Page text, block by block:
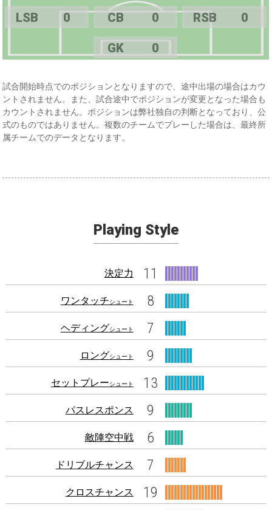
LSB 0 CB 0 RSB 0
GK 0
試合開始時点でのポジションとなりますので、途中出場の場合はカウ
ントされません。また、試合途中でポジションが変更となった場合も
カウントされません。ポジションは弊社独自の判断となっており、公
式のものではありません。複数のチームでプレーした場合は、最終所
属チームでのデータとなります。
Playing Style
決定力 11
ワンタッチシュート 8
ヘディングシュート 7
ロングシュート 9
セットプレーシュート 13
パスレスポンス 9
敵陣空中戦 6
ドリブルチャンス 7
クロスチャンス 19